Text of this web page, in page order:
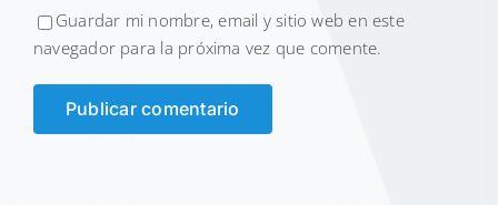
Guardar mi nombre, email y sitio web en este
navegador para la próxima vez que comente.